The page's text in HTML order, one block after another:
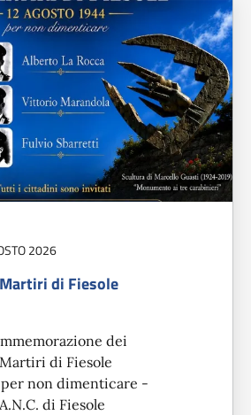
2026
di Fiesole
dei
di Fiesole
per non dimenticare -
di Fiesole